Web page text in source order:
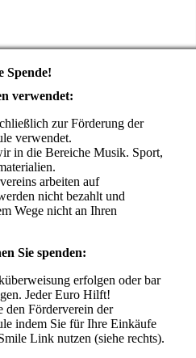
Spende!
verwendet:
zur Förderung der
verwendet.
in die Bereiche Musik. Sport,
arbeiten auf
nicht bezahlt und
Wege nicht an Ihren
Sie spenden:
erfolgen oder bar
Jeder Euro Hilft!
den Förderverein der
indem Sie für Ihre Einkäufe
Link nutzen (siehe rechts).